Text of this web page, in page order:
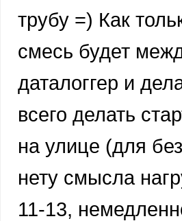
трубу =) Как
смесь будет
даталоггер и
всего делать
на улице (для
нету смысла
11-13,